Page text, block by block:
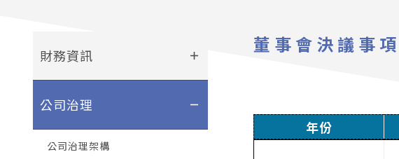
財務資訊 add
公司治理 remove
公司治理架構
董事會決議事項
年份